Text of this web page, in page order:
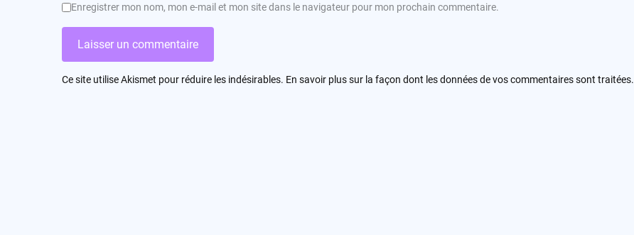
Enregistrer mon nom, mon e-mail et mon site dans le navigateur pour mon prochain commentaire.
Ce site utilise Akismet pour réduire les indésirables. En savoir plus sur la façon dont les données de vos commentaires sont traitées.